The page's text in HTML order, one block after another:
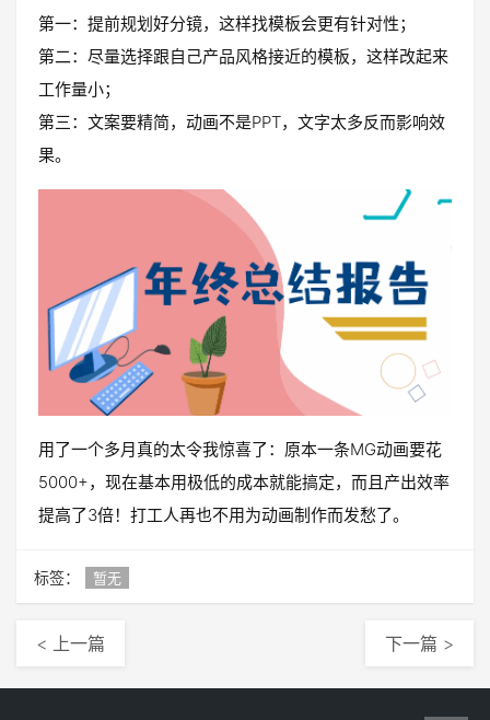
第一：提前规划好分镜，这样找模板会更有针对性；
第二：尽量选择跟自己产品风格接近的模板，这样改起来
工作量小；
第三：文案要精简，动画不是PPT，文字太多反而影响效
果。
用了一个多月真的太令我惊喜了：原本一条MG动画要花
5000+，现在基本用极低的成本就能搞定，而且产出效率
提高了3倍！打工人再也不用为动画制作而发愁了。
标签： 暂无
< 上一篇 下一篇 >